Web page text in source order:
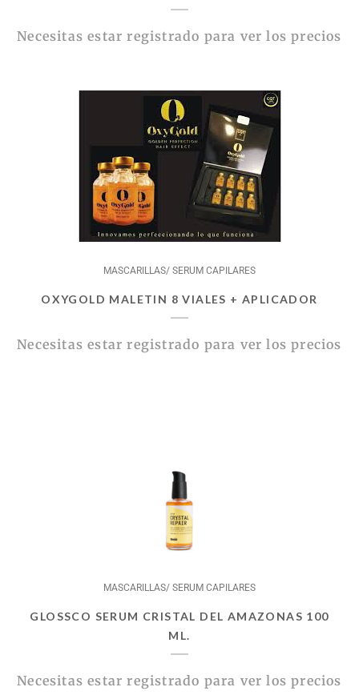
Necesitas estar registrado para ver los precios
MASCARILLAS/ SERUM CAPILARES
OXYGOLD MALETIN 8 VIALES + APLICADOR
Necesitas estar registrado para ver los precios
MASCARILLAS/ SERUM CAPILARES
GLOSSCO SERUM CRISTAL DEL AMAZONAS 100
ML.
Necesitas estar registrado para ver los precios